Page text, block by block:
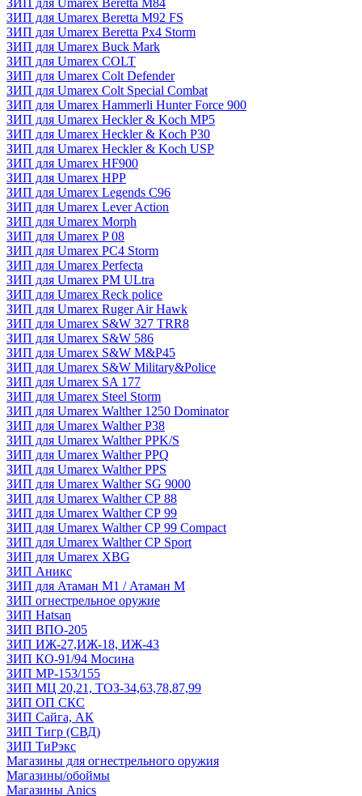
ЗИП для Umarex Beretta M84
ЗИП для Umarex Beretta M92 FS
ЗИП для Umarex Beretta Px4 Storm
ЗИП для Umarex Buck Mark
ЗИП для Umarex COLT
ЗИП для Umarex Colt Defender
ЗИП для Umarex Colt Special Combat
ЗИП для Umarex Hammerli Hunter Force 900
ЗИП для Umarex Heckler & Koch MP5
ЗИП для Umarex Heckler & Koch P30
ЗИП для Umarex Heckler & Koch USP
ЗИП для Umarex HF900
ЗИП для Umarex HPP
ЗИП для Umarex Legends C96
ЗИП для Umarex Lever Action
ЗИП для Umarex Morph
ЗИП для Umarex P 08
ЗИП для Umarex PC4 Storm
ЗИП для Umarex Perfecta
ЗИП для Umarex PM ULtra
ЗИП для Umarex Reck police
ЗИП для Umarex Ruger Air Hawk
ЗИП для Umarex S&W 327 TRR8
ЗИП для Umarex S&W 586
ЗИП для Umarex S&W M&P45
ЗИП для Umarex S&W Military&Police
ЗИП для Umarex SA 177
ЗИП для Umarex Steel Storm
ЗИП для Umarex Walther 1250 Dominator
ЗИП для Umarex Walther P38
ЗИП для Umarex Walther PPK/S
ЗИП для Umarex Walther PPQ
ЗИП для Umarex Walther PPS
ЗИП для Umarex Walther SG 9000
ЗИП для Umarex Walther СР 88
ЗИП для Umarex Walther СР 99
ЗИП для Umarex Walther СР 99 Compact
ЗИП для Umarex Walther СР Sport
ЗИП для Umarex XBG
ЗИП Аникс
ЗИП для Атаман М1 / Атаман М
ЗИП огнестрельное оружие
ЗИП Hatsan
ЗИП ВПО-205
ЗИП ИЖ-27,ИЖ-18, ИЖ-43
ЗИП КО-91/94 Мосина
ЗИП МР-153/155
ЗИП МЦ 20,21, ТОЗ-34,63,78,87,99
ЗИП ОП СКС
ЗИП Сайга, АК
ЗИП Тигр (СВД)
ЗИП ТиРэкс
Магазины для огнестрельного оружия
Магазины/обоймы
Магазины Anics